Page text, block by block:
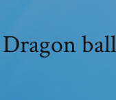
Dragon